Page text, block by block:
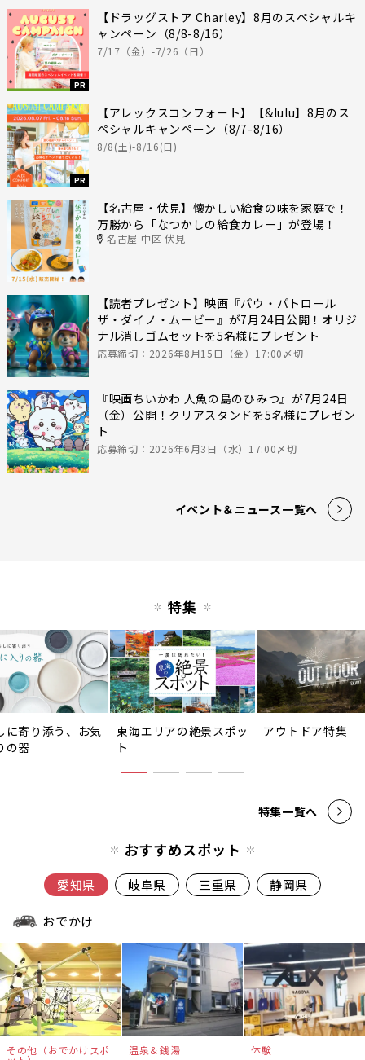
PR
【ドラッグストア Charley】8月のスペシャルキ
ャンペーン（8/8-8/16）
7/17（金）-7/26（日）
PR
【アレックスコンフォート】【&lulu】8月のス
ペシャルキャンペーン（8/7-8/16）
8/8(土)-8/16(日)
【名古屋・伏見】懐かしい給食の味を家庭で！
万勝から「なつかしの給食カレー」が登場！
名古屋 中区 伏見
【読者プレゼント】映画『パウ・パトロール
ザ・ダイノ・ムービー』が7月24日公開！オリジ
ナル消しゴムセットを5名様にプレゼント
応募締切：2026年8月15日（金）17:00〆切
『映画ちいかわ 人魚の島のひみつ』が7月24日
（金）公開！クリアスタンドを5名様にプレゼン
ト
応募締切：2026年6月3日（水）17:00〆切
イベント＆ニュース一覧へ
特集
に寄り添う、お気
の器
東海エリアの絶景スポッ
ト
アウトドア特集
特集一覧へ
おすすめスポット
愛知県 岐阜県 三重県 静岡県
おでかけ
その他（おでかけスポ 温泉＆銭湯 体験